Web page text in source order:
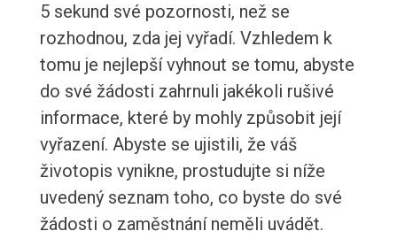
5 sekund své pozornosti, než se
rozhodnou, zda jej vyřadí. Vzhledem k
tomu je nejlepší vyhnout se tomu, abyste
do své žádosti zahrnuli jakékoli rušivé
informace, které by mohly způsobit její
vyřazení. Abyste se ujistili, že váš
životopis vynikne, prostudujte si níže
uvedený seznam toho, co byste do své
žádosti o zaměstnání neměli uvádět.